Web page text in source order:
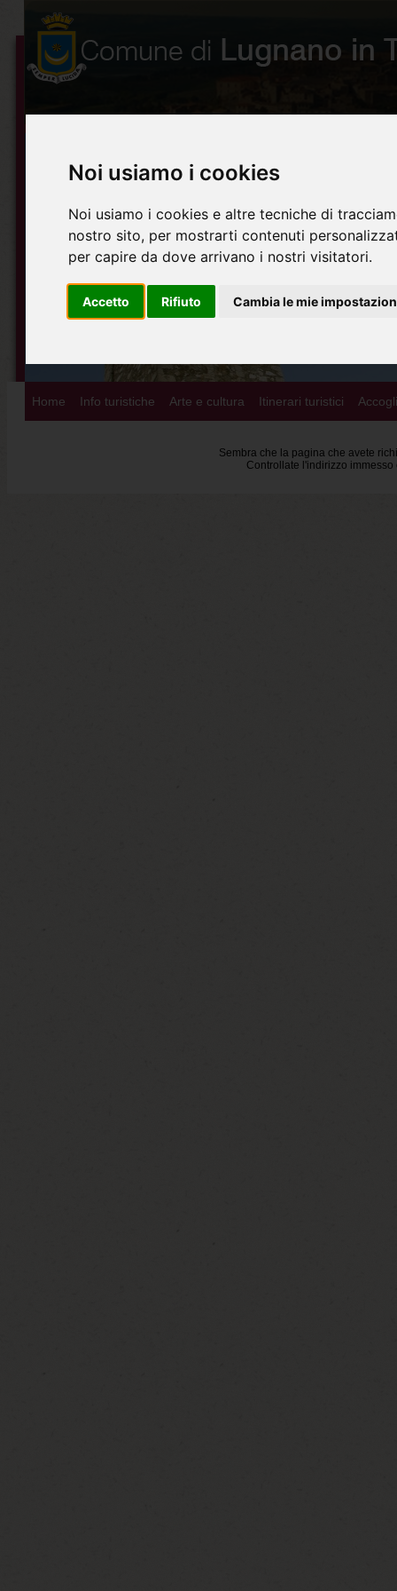
Noi usiamo i cookies
Noi usiamo i cookies e altre tecniche di
nostro sito, per mostrarti contenuti
per capire da dove arrivano i nostri visitatori.
Accetto Rifiuto Cambia le mie
Home Info turistiche Arte e cultura Itinerari turistici
Oops! Siamo spiacenti, ma la
Sembra che la pagina che avete
Controllate l'indirizzo